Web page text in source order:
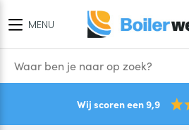
MENU
Wij scoren een 9,9